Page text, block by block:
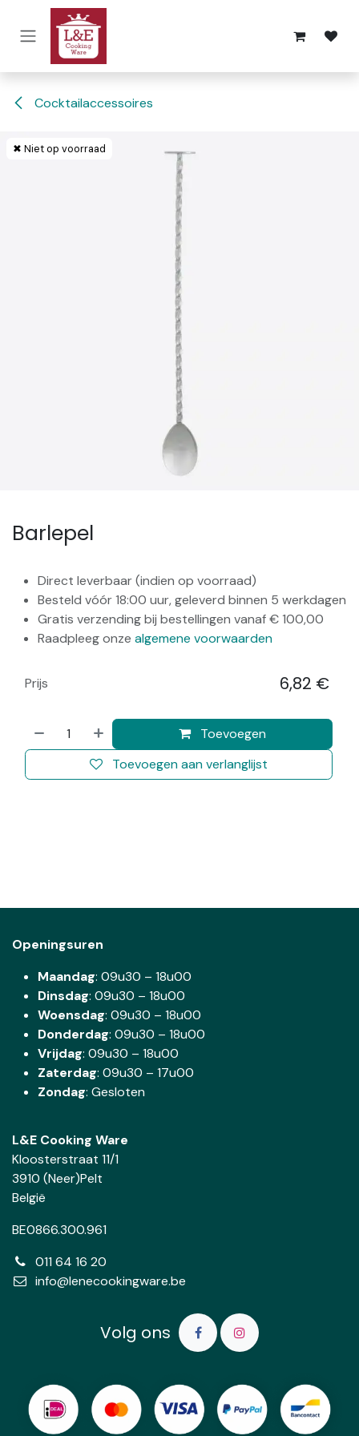
Overslaan naar inhoud
Cocktailaccessoires
✖ Niet op voorraad
Barlepel
Direct leverbaar (indien op voorraad)
Besteld vóór 18:00 uur, geleverd binnen 5 werkdagen
Gratis verzending bij bestellingen vanaf € 100,00
Raadpleeg onze algemene voorwaarden
Toevoegen
Toevoegen aan verlanglijst
Prijs 6,82 €
Openingsuren
Maandag: 09u30 – 18u00
Dinsdag: 09u30 – 18u00
Woensdag: 09u30 – 18u00
Donderdag: 09u30 – 18u00
Vrijdag: 09u30 – 18u00
Zaterdag: 09u30 – 17u00
Zondag: Gesloten
L&E Cooking Ware
Kloosterstraat 11/1
3910 (Neer)Pelt
België
BE0866.300.961
011 64 16 20
info@lenecookingware.be
Volg ons